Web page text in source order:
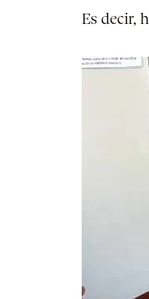
Es decir,